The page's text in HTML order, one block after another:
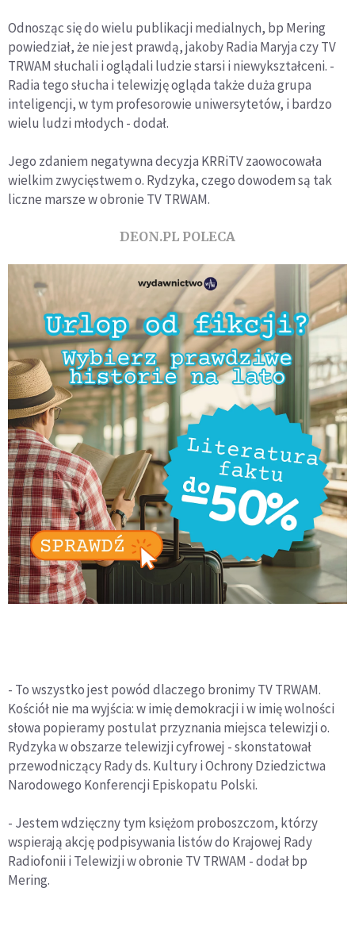
Odnosząc się do wielu publikacji medialnych, bp Mering
powiedział, że nie jest prawdą, jakoby Radia Maryja czy TV
TRWAM słuchali i oglądali ludzie starsi i niewykształceni. -
Radia tego słucha i telewizję ogląda także duża grupa
inteligencji, w tym profesorowie uniwersytetów, i bardzo
wielu ludzi młodych - dodał.
Jego zdaniem negatywna decyzja KRRiTV zaowocowała
wielkim zwycięstwem o. Rydzyka, czego dowodem są tak
liczne marsze w obronie TV TRWAM.
DEON.PL POLECA
- To wszystko jest powód dlaczego bronimy TV TRWAM.
Kościół nie ma wyjścia: w imię demokracji i w imię wolności
słowa popieramy postulat przyznania miejsca telewizji o.
Rydzyka w obszarze telewizji cyfrowej - skonstatował
przewodniczący Rady ds. Kultury i Ochrony Dziedzictwa
Narodowego Konferencji Episkopatu Polski.
- Jestem wdzięczny tym księżom proboszczom, którzy
wspierają akcję podpisywania listów do Krajowej Rady
Radiofonii i Telewizji w obronie TV TRWAM - dodał bp
Mering.